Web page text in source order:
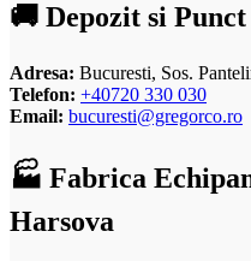
🚚 Depozit si
Adresa: Bucuresti, Sos.
Telefon: +40720 330 030
Email: bucuresti@gregorco.ro
🏭 Fabrica
Harsova